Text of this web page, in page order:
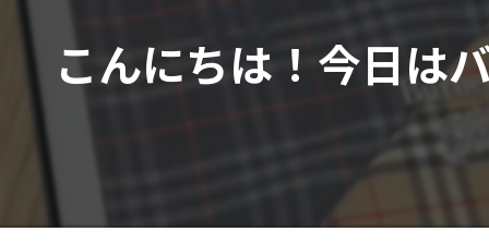
こんにちは！今日は